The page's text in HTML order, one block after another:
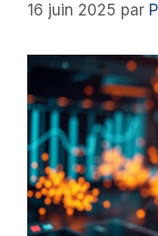
16 juin 2025 par